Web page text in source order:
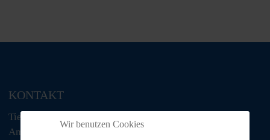
KONTAKT
Tiere in Not Odenwald e.V.
Am Morsberg 1
Wir benutzen Cookies